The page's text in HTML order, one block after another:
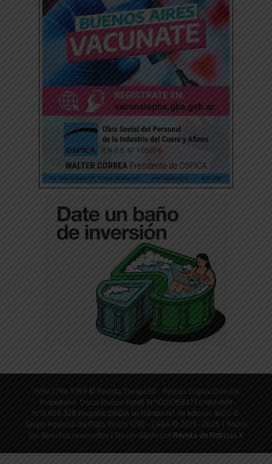
ISSN 2796-9789 © Revista Tiempo30 - Revista Digital Director
Propietario: Oscar Dufour PyME N°1005758473 DNM-INPI
N°3.408.328 Registro DNDA en trámite N° de edición 4600 ©
Grupo Agencia del Plata Pasco 1290 - CABA © 2013 - 2025 | Todos
los derechos reservados | Desarrollado por Revista de Noticias X